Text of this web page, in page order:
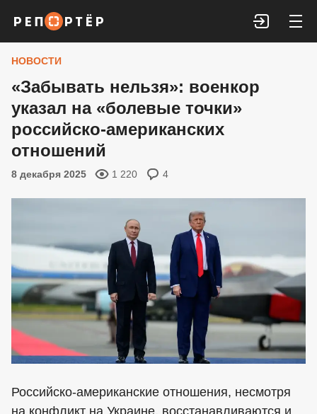
Войти
НОВОСТИ
«Забывать нельзя»: военкор
указал на «болевые точки»
российско-американских
отношений
8 декабря 2025 1 220 4
Российско-американские отношения, несмотря
на конфликт на Украине, восстанавливаются и